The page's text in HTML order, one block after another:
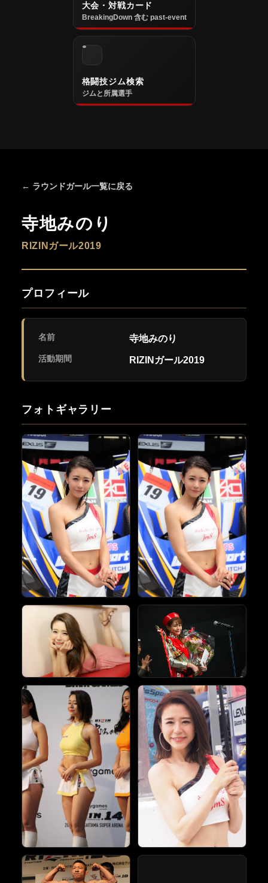
大会・対戦カード
BreakingDown 含む past-event
格闘技ジム検索
ジムと所属選手
← ラウンドガール一覧に戻る
寺地みのり
RIZINガール2019
プロフィール
名前 寺地みのり
活動期間 RIZINガール2019
フォトギャラリー